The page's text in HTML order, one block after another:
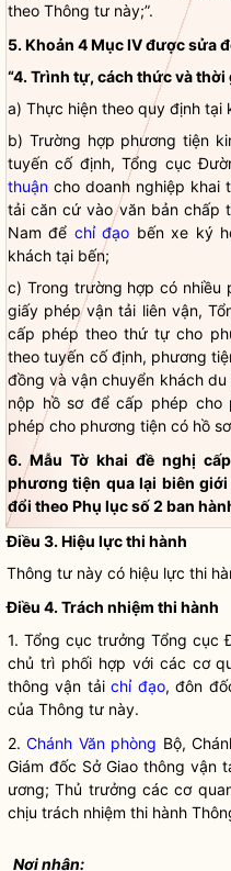
theo Thông tư này;”.
5. Khoản 4 Mục IV được sửa
“4. Trình tự, cách thức và
a) Thực hiện theo quy định tại
b) Trường hợp phương tiện
tuyến cố định, Tổng cục
thuận cho doanh nghiệp khai
tải căn cứ vào văn bản chấp
Nam để chỉ đạo bến xe ký
khách tại bến;
c) Trong trường hợp có nhiều
giấy phép vận tải liên vận,
cấp phép theo thứ tự cho
theo tuyến cố định, phương
đồng và vận chuyển khách
nộp hồ sơ để cấp phép cho
phép cho phương tiện có hồ sơ
6. Mẫu Tờ khai đề nghị
phương tiện qua lại biên
đổi theo Phụ lục số 2 ban
Điều 3. Hiệu lực thi hành
Thông tư này có hiệu lực thi
Điều 4. Trách nhiệm thi hành
1. Tổng cục trưởng Tổng cục
chủ trì phối hợp với các cơ
thông vận tảichỉ đạo, đôn
của Thông tư này.
2.Chánh Văn phòng Bộ,
Giám đốc Sở Giao thông vận
ương; Thủ trưởng các cơ
chịu trách nhiệm thi hành
Nơi nhận: